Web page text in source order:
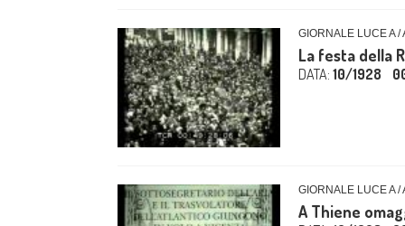
GIORNALE LUCE A /
La festa della
DATA: 10/1928
GIORNALE LUCE A /
A Thiene